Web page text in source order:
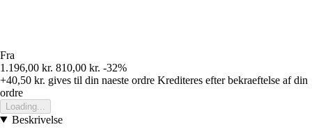
Fra
1.196,00 kr. 810,00 kr. -32%
+40,50 kr. gives til din naeste ordre Krediteres efter bekraeftelse af din
ordre
Loading...
Beskrivelse